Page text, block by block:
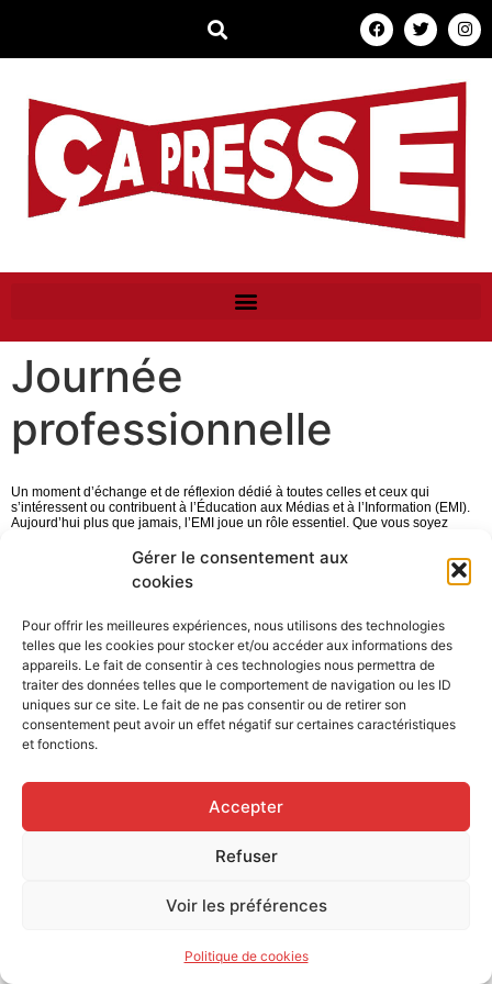
Gérer le consentement aux
cookies
Pour offrir les meilleures expériences, nous utilisons des technologies
telles que les cookies pour stocker et/ou accéder aux informations des
appareils. Le fait de consentir à ces technologies nous permettra de
traiter des données telles que le comportement de navigation ou les ID
uniques sur ce site. Le fait de ne pas consentir ou de retirer son
consentement peut avoir un effet négatif sur certaines caractéristiques
et fonctions.
Accepter
Refuser
Voir les préférences
Politique de cookies
Journée
professionnelle
Un moment d’échange et de réflexion dédié à toutes celles et ceux qui
s’intéressent ou contribuent à l’Éducation aux Médias et à l’Information (EMI).
Aujourd’hui plus que jamais, l’EMI joue un rôle essentiel. Que vous soyez
vous offre l’opportunité de débattre des enjeux actuels, d’explorer les
mutations du secteur et de partager vos pratiques.
Rejoignez-nous pour cette discussion enrichissante et contribuez, ensemble, à
Hotel de la Métropole de Lyon
20 rue du Lac – 69003 Lyon
9H00 : Accueil par la Métropole
9H30 :Aborder le dessin de presse en EMI
Atelier avec le dessinateur de presse professionnel Lacombe également
intervenant régulier en EMI
avec
Etienne Millien, directeur de l’Association pour l’Education aux Médias
Les représentants de la Fondation Varenne
Iris Iriu, référente régionale Clemi
des retours d’expériences d’enseignants et d’intervenants